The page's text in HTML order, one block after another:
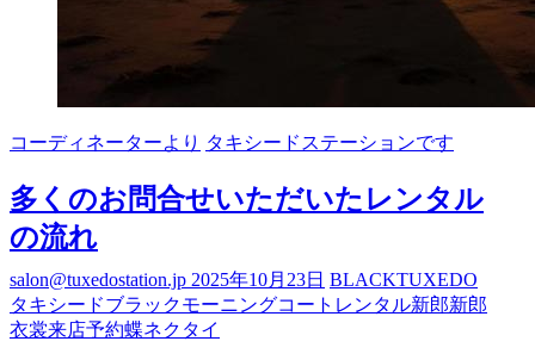
コーディネーターより タキシードステーションです
多くのお問合せいただいたレンタル
の流れ
salon@tuxedostation.jp 2025年10月23日 BLACKTUXEDO
タキシードブラックモーニングコート レンタル新郎新郎
衣裳来店予約蝶ネクタイ